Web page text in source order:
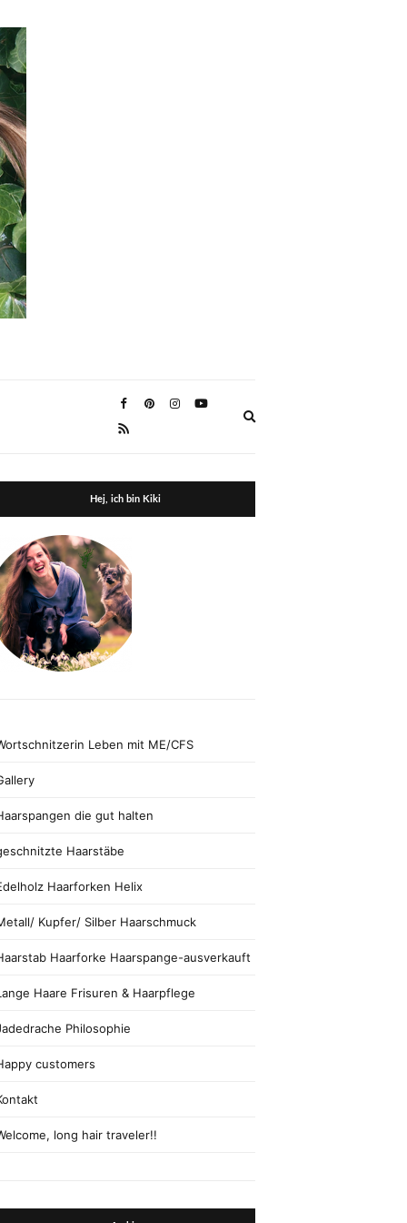
Hej, ich bin Kiki
Leben mit ME/CFS
die gut halten
Haarstäbe
Haarforken Helix
Kupfer/ Silber Haarschmuck
Haarforke Haarspange-ausverkauft
Haare Frisuren & Haarpflege
Philosophie
customers
long hair traveler!!